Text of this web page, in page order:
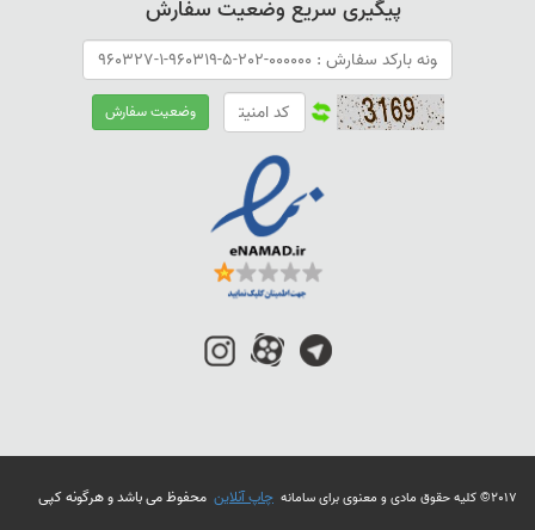
پیگیری سریع وضعیت سفارش
2017© کلیه حقوق مادی و معنوی برای سامانه چاپ آنلاین محفوظ می باشد و هرگونه کپی